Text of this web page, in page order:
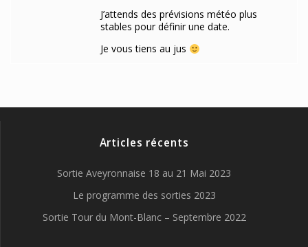
J’attends des prévisions météo plus
stables pour définir une date.
Je vous tiens au jus
Articles récents
Sortie Aveyronnaise 18 au 21 Mai 2023
Le programme des sorties 2023
Sortie Tour du Mont-Blanc – Septembre 2022